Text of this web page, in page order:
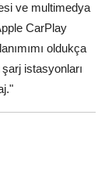
ve multimedya
CarPlay
oldukça
istasyonları